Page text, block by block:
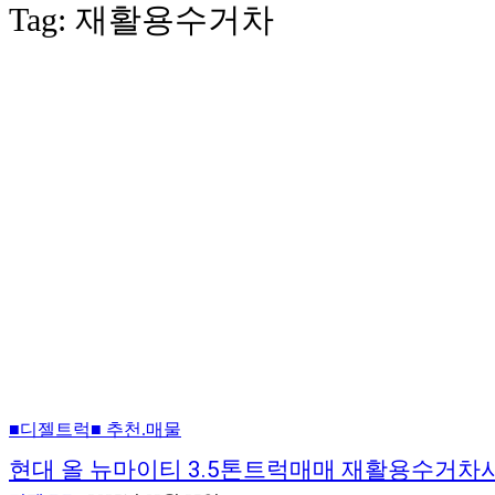
Tag: 재활용수거차
■디젤트럭■ 추천.매물
현대 올 뉴마이티 3.5톤트럭매매 재활용수거차